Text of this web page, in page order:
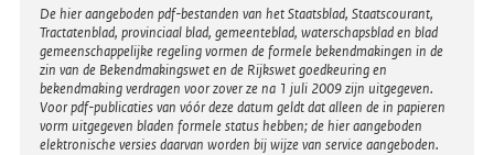
Disclaimer
De hier aangeboden pdf-bestanden van het Staatsblad, Staatscourant,
Tractatenblad, provinciaal blad, gemeenteblad, waterschapsblad en blad
gemeenschappelijke regeling vormen de formele bekendmakingen in de
zin van de Bekendmakingswet en de Rijkswet goedkeuring en
bekendmaking verdragen voor zover ze na 1 juli 2009 zijn uitgegeven.
Voor pdf-publicaties van vóór deze datum geldt dat alleen de in papieren
vorm uitgegeven bladen formele status hebben; de hier aangeboden
elektronische versies daarvan worden bij wijze van service aangeboden.